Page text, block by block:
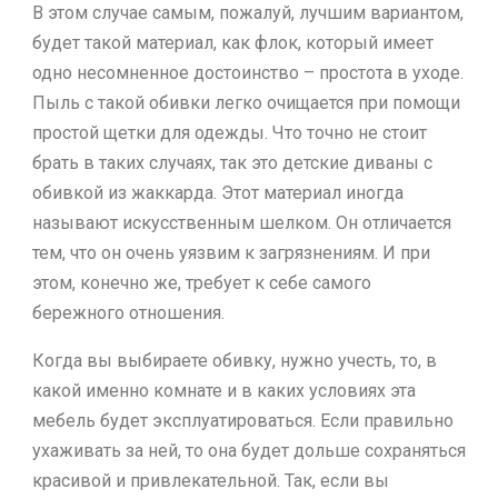
В этом случае самым, пожалуй, лучшим вариантом,
будет такой материал, как флок, который имеет
одно несомненное достоинство – простота в уходе.
Пыль с такой обивки легко очищается при помощи
простой щетки для одежды. Что точно не стоит
брать в таких случаях, так это детские диваны с
обивкой из жаккарда. Этот материал иногда
называют искусственным шелком. Он отличается
тем, что он очень уязвим к загрязнениям. И при
этом, конечно же, требует к себе самого
бережного отношения.
Когда вы выбираете обивку, нужно учесть, то, в
какой именно комнате и в каких условиях эта
мебель будет эксплуатироваться. Если правильно
ухаживать за ней, то она будет дольше сохраняться
красивой и привлекательной. Так, если вы